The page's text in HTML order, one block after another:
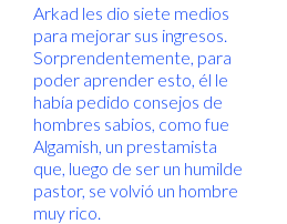
Arkad les dio siete medios
para mejorar sus ingresos.
Sorprendentemente, para
poder aprender esto, él le
había pedido consejos de
hombres sabios, como fue
Algamish, un prestamista
que, luego de ser un humilde
pastor, se volvió un hombre
muy rico.